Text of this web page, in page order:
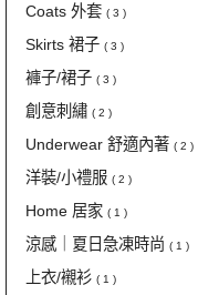
Coats 外套 ( 3 )
Skirts 裙子 ( 3 )
褲子/裙子 ( 3 )
創意刺繡 ( 2 )
Underwear 舒適內著 ( 2 )
洋裝/小禮服 ( 2 )
Home 居家 ( 1 )
涼感｜夏日急凍時尚 ( 1 )
上衣/襯衫 ( 1 )